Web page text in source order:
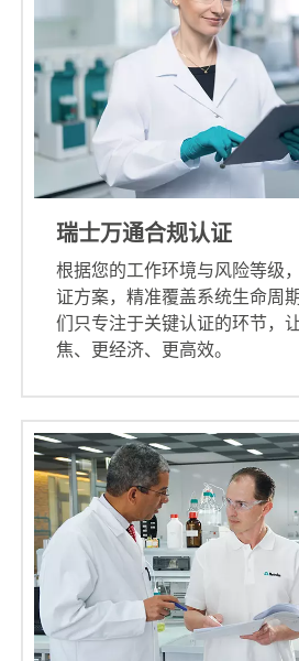
瑞士万通合规认证
根据您的工作环境与风险等级
证方案，精准覆盖系统生命周
们只专注于关键认证的环节，
焦、更经济、更高效。